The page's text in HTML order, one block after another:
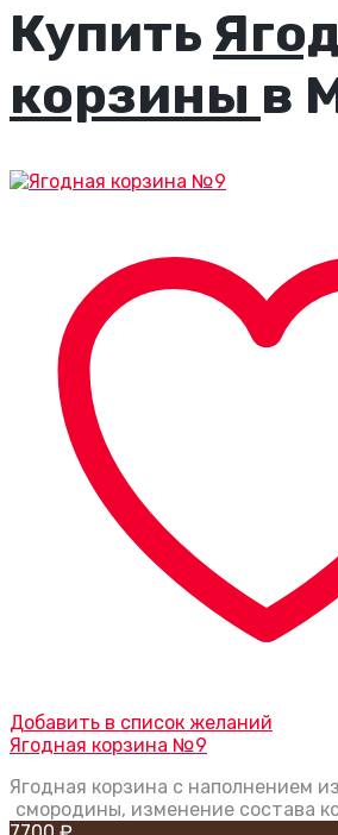
Купить
корзины в
Добавить в список желаний
Ягодная корзина №9
Ягодная корзина с наполнением
смородины, изменение состава